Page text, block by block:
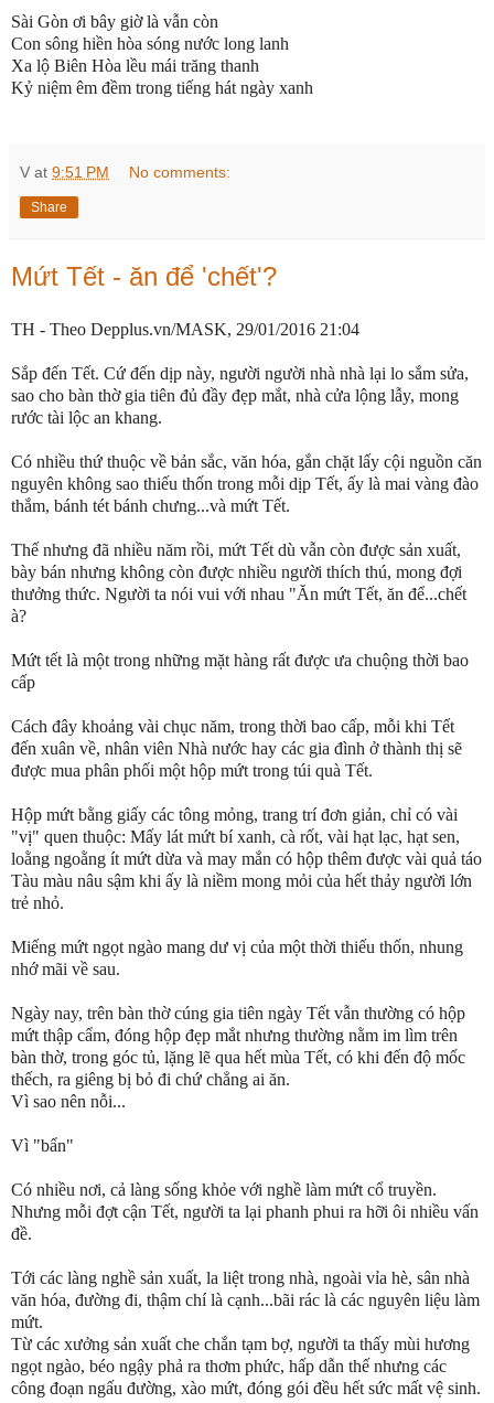
Sài Gòn ơi bây giờ là vẫn còn
Con sông hiền hòa sóng nước long lanh
Xa lộ Biên Hòa lều mái trăng thanh
Kỷ niệm êm đềm trong tiếng hát ngày xanh
V at 9:51 PM No comments:
Share
Mứt Tết - ăn để 'chết'?
TH - Theo Depplus.vn/MASK, 29/01/2016 21:04
Sắp đến Tết. Cứ đến dịp này, người người nhà nhà lại lo sắm sửa,
sao cho bàn thờ gia tiên đủ đầy đẹp mắt, nhà cửa lộng lẫy, mong
rước tài lộc an khang.
Có nhiều thứ thuộc về bản sắc, văn hóa, gắn chặt lấy cội nguồn căn
nguyên không sao thiếu thốn trong mỗi dịp Tết, ấy là mai vàng đào
thắm, bánh tét bánh chưng...và mứt Tết.
Thế nhưng đã nhiều năm rồi, mứt Tết dù vẫn còn được sản xuất,
bày bán nhưng không còn được nhiều người thích thú, mong đợi
thưởng thức. Người ta nói vui với nhau "Ăn mứt Tết, ăn để...chết
à?
Mứt tết là một trong những mặt hàng rất được ưa chuộng thời bao
cấp
Cách đây khoảng vài chục năm, trong thời bao cấp, mỗi khi Tết
đến xuân về, nhân viên Nhà nước hay các gia đình ở thành thị sẽ
được mua phân phối một hộp mứt trong túi quà Tết.
Hộp mứt bằng giấy các tông mỏng, trang trí đơn giản, chỉ có vài
"vị" quen thuộc: Mấy lát mứt bí xanh, cà rốt, vài hạt lạc, hạt sen,
loằng ngoằng ít mứt dừa và may mắn có hộp thêm được vài quả táo
Tàu màu nâu sậm khi ấy là niềm mong mỏi của hết thảy người lớn
trẻ nhỏ.
Miếng mứt ngọt ngào mang dư vị của một thời thiếu thốn, nhung
nhớ mãi về sau.
Ngày nay, trên bàn thờ cúng gia tiên ngày Tết vẫn thường có hộp
mứt thập cẩm, đóng hộp đẹp mắt nhưng thường nằm im lìm trên
bàn thờ, trong góc tủ, lặng lẽ qua hết mùa Tết, có khi đến độ mốc
thếch, ra giêng bị bỏ đi chứ chẳng ai ăn.
Vì sao nên nỗi...
Vì "bẩn"
Có nhiều nơi, cả làng sống khỏe với nghề làm mứt cổ truyền.
Nhưng mỗi đợt cận Tết, người ta lại phanh phui ra hỡi ôi nhiều vấn
đề.
Tới các làng nghề sản xuất, la liệt trong nhà, ngoài vỉa hè, sân nhà
văn hóa, đường đi, thậm chí là cạnh...bãi rác là các nguyên liệu làm
mứt.
Từ các xưởng sản xuất che chắn tạm bợ, người ta thấy mùi hương
ngọt ngào, béo ngậy phả ra thơm phức, hấp dẫn thế nhưng các
công đoạn ngấu đường, xào mứt, đóng gói đều hết sức mất vệ sinh.